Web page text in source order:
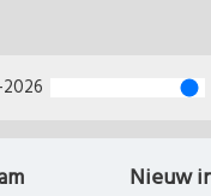
Nieuw